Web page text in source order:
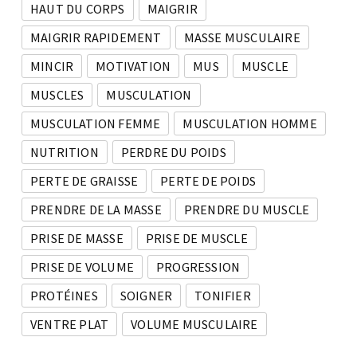
HAUT DU CORPS
MAIGRIR
MAIGRIR RAPIDEMENT
MASSE MUSCULAIRE
MINCIR
MOTIVATION MUS
MUSCLE
MUSCLES
MUSCULATION
MUSCULATION FEMME
MUSCULATION HOMME
NUTRITION
PERDRE DU POIDS
PERTE DE GRAISSE
PERTE DE POIDS
PRENDRE DE LA MASSE
PRENDRE DU MUSCLE
PRISE DE MASSE
PRISE DE MUSCLE
PRISE DE VOLUME
PROGRESSION
PROTÉINES
SOIGNER
TONIFIER
VENTRE PLAT
VOLUME MUSCULAIRE